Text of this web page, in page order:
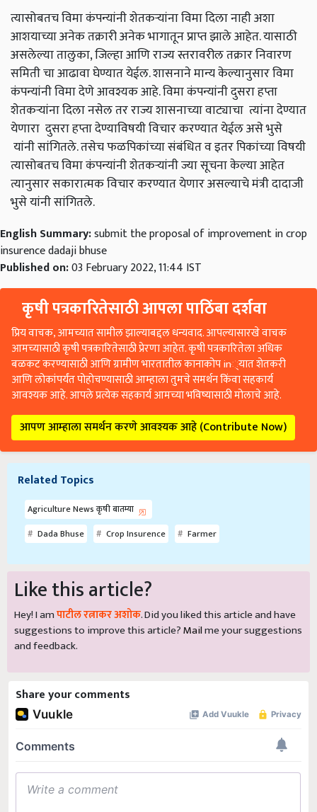
त्यासोबतच विमा कंपन्यांनी शेतकऱ्यांना विमा दिला नाही अशा
आशयाच्या अनेक तक्रारी अनेक भागातून प्राप्त झाले आहेत. यासाठी
असलेल्या तालुका, जिल्हा आणि राज्य स्तरावरील तक्रार निवारण
समिती चा आढावा घेण्यात येईल. शासनाने मान्य केल्यानुसार विमा
कंपन्यांनी विमा देणे आवश्यक आहे. विमा कंपन्यांनी दुसरा हप्ता
शेतकऱ्यांना दिला नसेल तर राज्य शासनाच्या वाट्याचा त्यांना देण्यात
येणारा दुसरा हप्ता देण्याविषयी विचार करण्यात येईल असे भुसे
यांनी सांगितले. तसेच फळपिकांच्या संबंधित व इतर पिकांच्या विषयी
त्यासोबतच विमा कंपन्यांनी शेतकऱ्यांनी ज्या सूचना केल्या आहेत
त्यानुसार सकारात्मक विचार करण्यात येणार असल्याचे मंत्री दादाजी
भुसे यांनी सांगितले.
English Summary:submit the proposal of improvement in crop
insurence dadaji bhuse
Published on:03 February 2022, 11:44 IST
कृषी पत्रकारितेसाठी आपला पाठिंबा दर्शवा
प्रिय वाचक, आमच्यात सामील झाल्याबद्दल धन्यवाद. आपल्यासारखे वाचक
आमच्यासाठी कृषी पत्रकारितेसाठी प्रेरणा आहेत. कृषी पत्रकारितेला अधिक
बळकट करण्यासाठी आणि ग्रामीण भारतातील कानाकोप in्यात शेतकरी
आणि लोकांपर्यंत पोहोचण्यासाठी आम्हाला तुमचे समर्थन किंवा सहकार्य
आवश्यक आहे. आपले प्रत्येक सहकार्य आमच्या भविष्यासाठी मोलाचे आहे.
आपण आम्हाला समर्थन करणे आवश्यक आहे (Contribute Now)
Related Topics
Agriculture News कृषी बातम्या
Dada Bhuse
Crop Insurence Farmer
Like this article?
Hey! I amपाटील रत्नाकर अशोक. Did you liked this article and have
suggestions to improve this article?Mailme your suggestions
and feedback.
Share your comments